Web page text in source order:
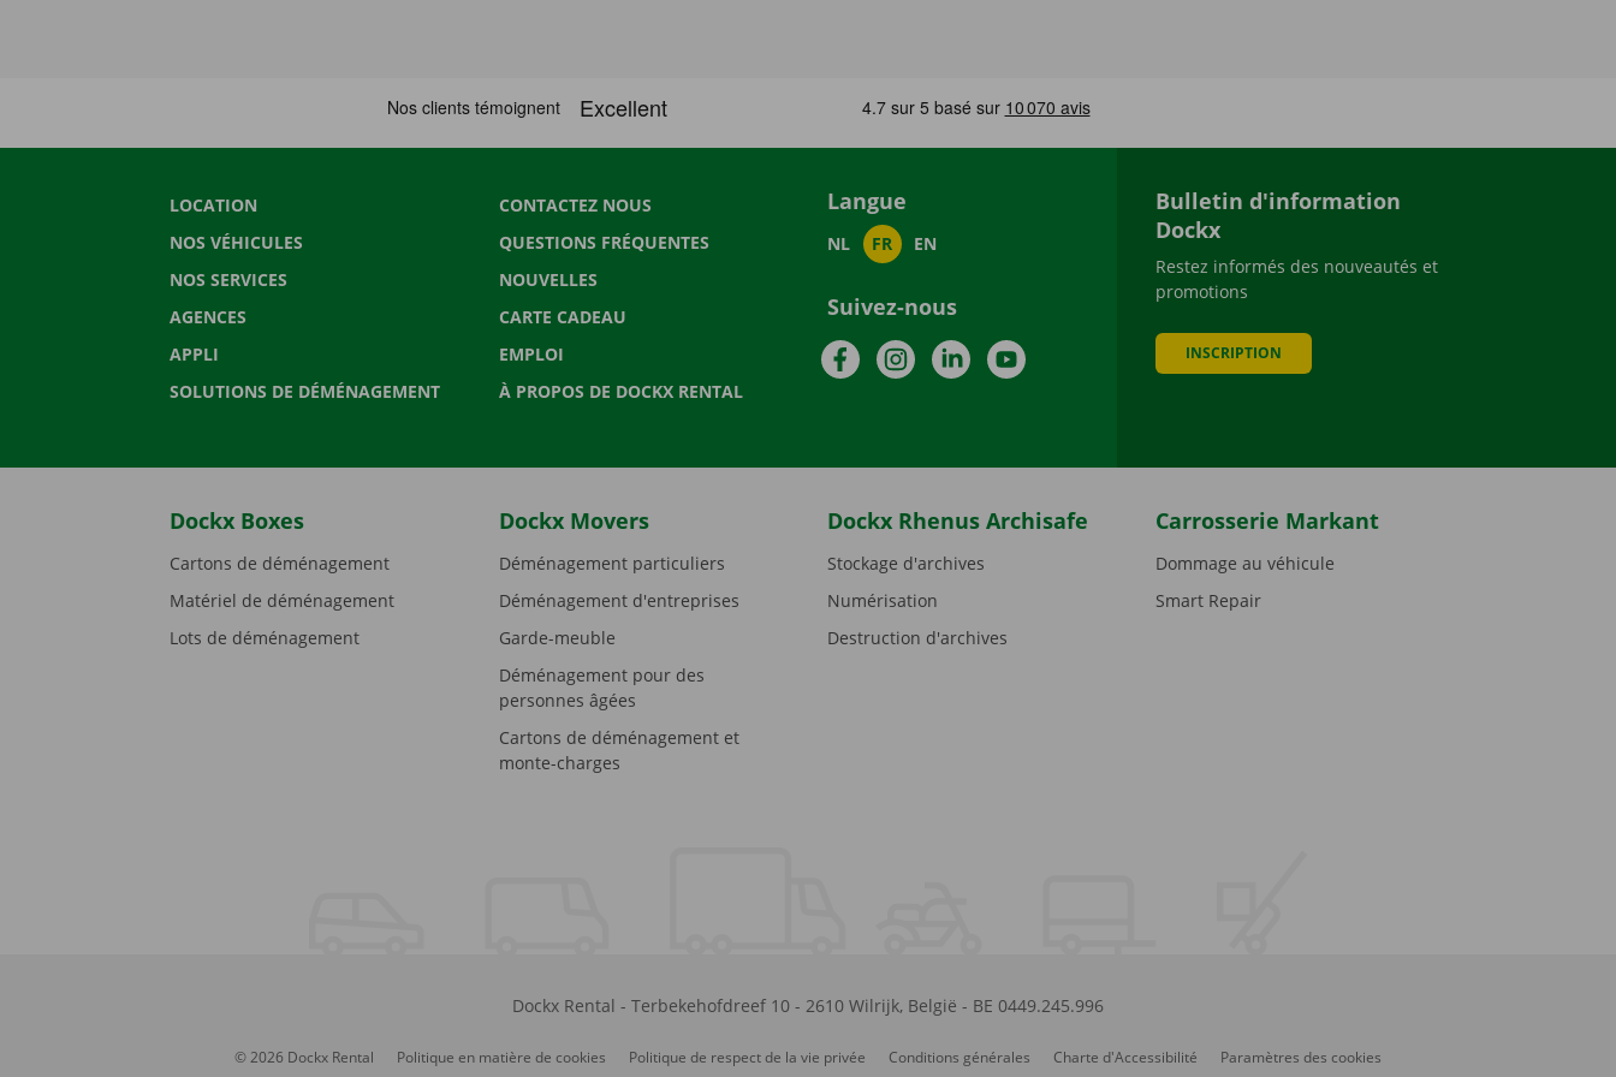
LOCATION
NOS VÉHICULES
NOS SERVICES
AGENCES
APPLI
SOLUTIONS DE DÉMÉNAGEMENT
CONTACTEZ NOUS
QUESTIONS FRÉQUENTES
NOUVELLES
CARTE CADEAU
EMPLOI
À PROPOS DE DOCKX RENTAL
Langue
NL FR EN
Suivez-nous
FacebookInstagramLinkedInYouTube
Bulletin d'information
Dockx
Restez informés des nouveautés et
promotions
INSCRIPTION
Dockx Boxes
Cartons de déménagement
Matériel de déménagement
Lots de déménagement
Dockx Movers
Déménagement particuliers
Déménagement d'entreprises
Garde-meuble
Déménagement pour des
personnes âgées
Cartons de déménagement et
monte-charges
Dockx Rhenus Archisafe
Stockage d'archives
Numérisation
Destruction d'archives
Carrosserie Markant
Dommage au véhicule
Smart Repair
Dockx Rental - Terbekehofdreef 10- 2610 Wilrijk, België - BE 0449.245.996
© 2026 Dockx Rental Politique en matière de cookies Politique de respect de la vie privée Conditions générales Charte d'Accessibilité Paramètres des cookies